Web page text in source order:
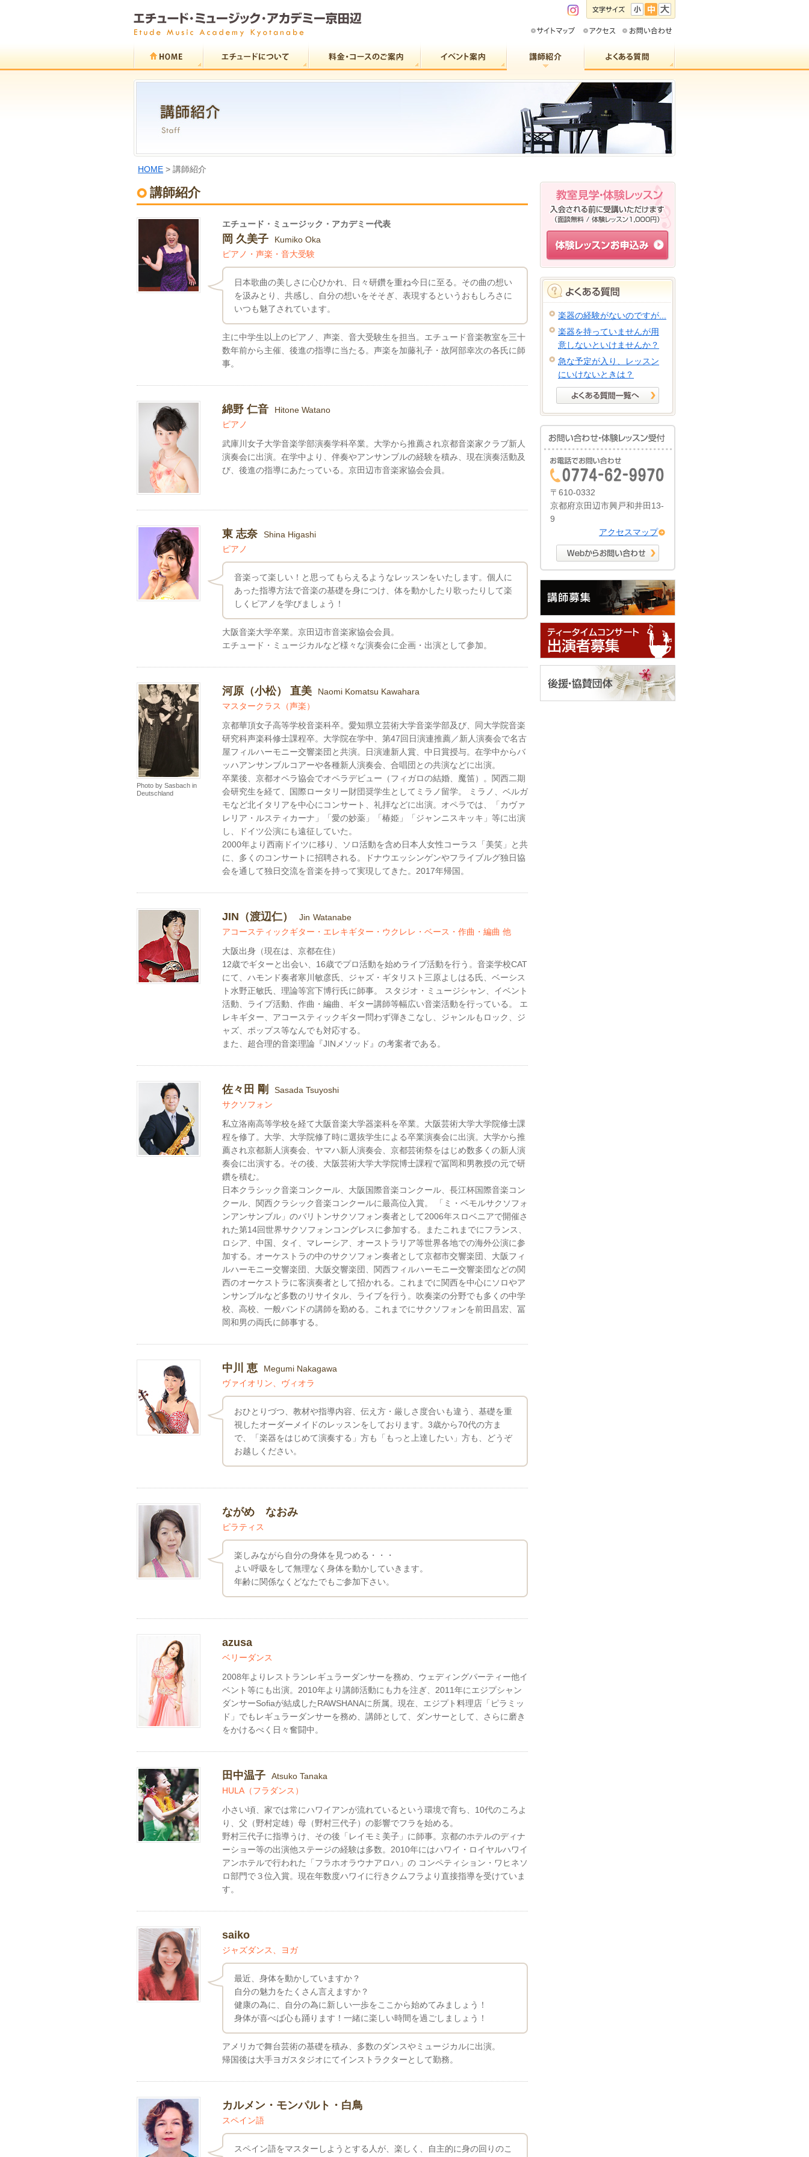
HOME > 講師紹介
講師紹介
エチュード・ミュージック・アカデミー代表
岡 久美子
Kumiko Oka
ピアノ・声楽・音大受験
日本歌曲の美しさに心ひかれ、日々研鑽を重ね今日に至る。その曲の想い
を汲みとり、共感し、自分の想いをそそぎ、表現するというおもしろさに
いつも魅了されています。
主に中学生以上のピアノ、声楽、音大受験生を担当。エチュード音楽教室を三十
数年前から主催、後進の指導に当たる。声楽を加藤礼子・故阿部幸次の各氏に師
事。
綿野 仁音
Hitone Watano
ピアノ
武庫川女子大学音楽学部演奏学科卒業。大学から推薦され京都音楽家クラブ新人
演奏会に出演。在学中より、伴奏やアンサンブルの経験を積み、現在演奏活動及
び、後進の指導にあたっている。京田辺市音楽家協会会員。
東 志奈
Shina Higashi
ピアノ
音楽って楽しい！と思ってもらえるようなレッスンをいたします。個人に
あった指導方法で音楽の基礎を身につけ、体を動かしたり歌ったりして楽
しくピアノを学びましょう！
大阪音楽大学卒業。京田辺市音楽家協会会員。
エチュード・ミュージカルなど様々な演奏会に企画・出演として参加。
Photo by Sasbach in
Deutschland
河原（小松） 直美
Naomi Komatsu Kawahara
マスタークラス（声楽）
京都華頂女子高等学校音楽科卒。愛知県立芸術大学音楽学部及び、同大学院音楽
研究科声楽科修士課程卒。大学院在学中、第47回日演連推薦／新人演奏会で名古
屋フィルハーモニー交響楽団と共演。日演連新人賞、中日賞授与。在学中からバ
ッハアンサンブルコアーや各種新人演奏会、合唱団との共演などに出演。
卒業後、京都オペラ協会でオペラデビュー（フィガロの結婚、魔笛）。関西二期
会研究生を経て、国際ロータリー財団奨学生としてミラノ留学。 ミラノ、ベルガ
モなど北イタリアを中心にコンサート、礼拝などに出演。オペラでは、「カヴァ
レリア・ルスティカーナ」「愛の妙薬」「椿姫」「ジャンニスキッキ」等に出演
し、ドイツ公演にも遠征していた。
2000年より西南ドイツに移り、ソロ活動を含め日本人女性コーラス「美笑」と共
に、多くのコンサートに招聘される。ドナウエッシンゲンやフライブルグ独日協
会を通して独日交流を音楽を持って実現してきた。2017年帰国。
JIN（渡辺仁） Jin Watanabe
アコースティックギター・エレキギター・ウクレレ・ベース・作曲・編曲 他
大阪出身（現在は、京都在住）
12歳でギターと出会い、16歳でプロ活動を始めライブ活動を行う。音楽学校CAT
にて、ハモンド奏者寒川敏彦氏、ジャズ・ギタリスト三原よしはる氏、ベーシス
ト水野正敏氏、理論等宮下博行氏に師事。 スタジオ・ミュージシャン、イベント
活動、ライブ活動、作曲・編曲、ギター講師等幅広い音楽活動を行っている。 エ
レキギター、アコースティックギター問わず弾きこなし、ジャンルもロック、ジ
ャズ、ポップス等なんでも対応する。
また、超合理的音楽理論『JINメソッド』の考案者である。
佐々田 剛
Sasada Tsuyoshi
サクソフォン
私立洛南高等学校を経て大阪音楽大学器楽科を卒業。大阪芸術大学大学院修士課
程を修了。大学、大学院修了時に選抜学生による卒業演奏会に出演。大学から推
薦され京都新人演奏会、ヤマハ新人演奏会、京都芸術祭をはじめ数多くの新人演
奏会に出演する。その後、大阪芸術大学大学院博士課程で冨岡和男教授の元で研
鑽を積む。
日本クラシック音楽コンクール、大阪国際音楽コンクール、長江杯国際音楽コン
クール、関西クラシック音楽コンクールに最高位入賞。 「ミ・ベモルサクソフォ
ンアンサンブル」のバリトンサクソフォン奏者として2006年スロベニアで開催さ
れた第14回世界サクソフォンコングレスに参加する。またこれまでにフランス、
ロシア、中国、タイ、マレーシア、オーストラリア等世界各地での海外公演に参
加する。オーケストラの中のサクソフォン奏者として京都市交響楽団、大阪フィ
ルハーモニー交響楽団、大阪交響楽団、関西フィルハーモニー交響楽団などの関
西のオーケストラに客演奏者として招かれる。これまでに関西を中心にソロやア
ンサンブルなど多数のリサイタル、ライブを行う。吹奏楽の分野でも多くの中学
校、高校、一般バンドの講師を勤める。これまでにサクソフォンを前田昌宏、冨
岡和男の両氏に師事する。
中川 恵
Megumi Nakagawa
ヴァイオリン、ヴィオラ
おひとりづつ、教材や指導内容、伝え方・厳しさ度合いも違う、基礎を重
視したオーダーメイドのレッスンをしております。3歳から70代の方ま
で、「楽器をはじめて演奏する」方も「もっと上達したい」方も、どうぞ
お越しください。
ながめ なおみ
ピラティス
楽しみながら自分の身体を見つめる・・・
よい呼吸をして無理なく身体を動かしていきます。
年齢に関係なくどなたでもご参加下さい。
azusa
ベリーダンス
2008年よりレストランレギュラーダンサーを務め、ウェディングパーティー他イ
ベント等にも出演。2010年より講師活動にも力を注ぎ、2011年にエジプシャン
ダンサーSofiaが結成したRAWSHANAに所属。現在、エジプト料理店「ピラミッ
ド」でもレギュラーダンサーを務め、講師として、ダンサーとして、さらに磨き
をかけるべく日々奮闘中。
田中温子
Atsuko Tanaka
HULA（フラダンス）
小さい頃、家では常にハワイアンが流れているという環境で育ち、10代のころよ
り、父（野村定雄）母（野村三代子）の影響でフラを始める。
野村三代子に指導うけ、その後「レイモミ美子」に師事。京都のホテルのディナ
ーショー等の出演他ステージの経験は多数。2010年にはハワイ・ロイヤルハワイ
アンホテルで行われた「フラホオラウナアロハ」の コンペティション・ワヒネソ
ロ部門で３位入賞。現在年数度ハワイに行きクムフラより直接指導を受けていま
す。
saiko
ジャズダンス、ヨガ
最近、身体を動かしていますか？
自分の魅力をたくさん言えますか？
健康の為に、自分の為に新しい一歩をここから始めてみましょう！
身体が喜べば心も踊ります！一緒に楽しい時間を過ごしましょう！
アメリカで舞台芸術の基礎を積み、多数のダンスやミュージカルに出演。
帰国後は大手ヨガスタジオにてインストラクターとして勤務。
カルメン・モンパルト・白鳥
スペイン語
スペイン語をマスターしようとする人が、楽しく、自主的に身の回りのこ
楽器の経験がないのですが...
楽器を持っていませんが用
意しないといけませんか？
急な予定が入り、レッスン
にいけないときは？
〒610-0332
京都府京田辺市興戸和井田13-
9
アクセスマップ